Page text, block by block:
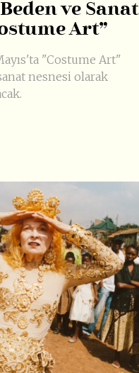
ve Sanat
Art”
"Costume Art"
nesnesi olarak